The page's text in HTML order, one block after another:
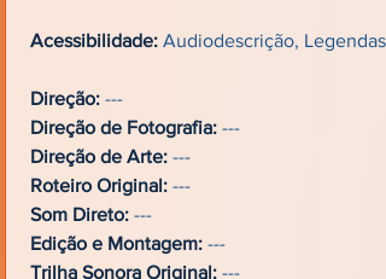
Acessibilidade: Audiodescrição, Legendas
Direção: ---
Direção de Fotografia: ---
Direção de Arte: ---
Roteiro Original: ---
Som Direto: ---
Edição e Montagem: ---
Trilha Sonora Original: ---